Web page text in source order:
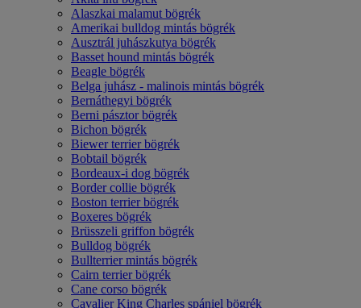
Alaszkai malamut bögrék
Amerikai bulldog mintás bögrék
Ausztrál juhászkutya bögrék
Basset hound mintás bögrék
Beagle bögrék
Belga juhász - malinois mintás bögrék
Bernáthegyi bögrék
Berni pásztor bögrék
Bichon bögrék
Biewer terrier bögrék
Bobtail bögrék
Bordeaux-i dog bögrék
Border collie bögrék
Boston terrier bögrék
Boxeres bögrék
Brüsszeli griffon bögrék
Bulldog bögrék
Bullterrier mintás bögrék
Cairn terrier bögrék
Cane corso bögrék
Cavalier King Charles spániel bögrék